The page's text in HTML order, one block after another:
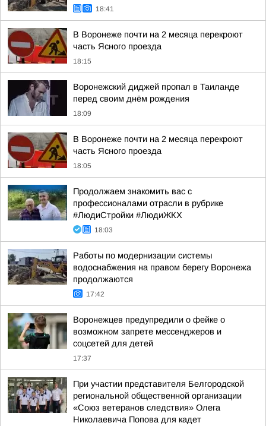
18:41
В Воронеже почти на 2 месяца перекроют
часть Ясного проезда
18:15
Воронежский диджей пропал в Таиланде
перед своим днём рождения
18:09
В Воронеже почти на 2 месяца перекроют
часть Ясного проезда
18:05
Продолжаем знакомить вас с
профессионалами отрасли в рубрике
#ЛюдиСтройки #ЛюдиЖКХ
18:03
Работы по модернизации системы
водоснабжения на правом берегу Воронежа
продолжаются
17:42
Воронежцев предупредили о фейке о
возможном запрете мессенджеров и
соцсетей для детей
17:37
При участии представителя Белгородской
региональной общественной организации
«Союз ветеранов следствия» Олега
Николаевича Попова для кадет